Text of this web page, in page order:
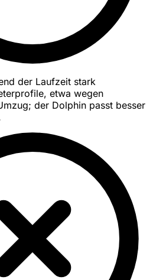
der Laufzeit stark
etwa wegen
der Dolphin passt besser